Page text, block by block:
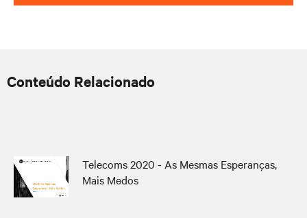
Conteúdo Relacionado
Telecoms 2020 - As Mesmas Esperanças,
Mais Medos